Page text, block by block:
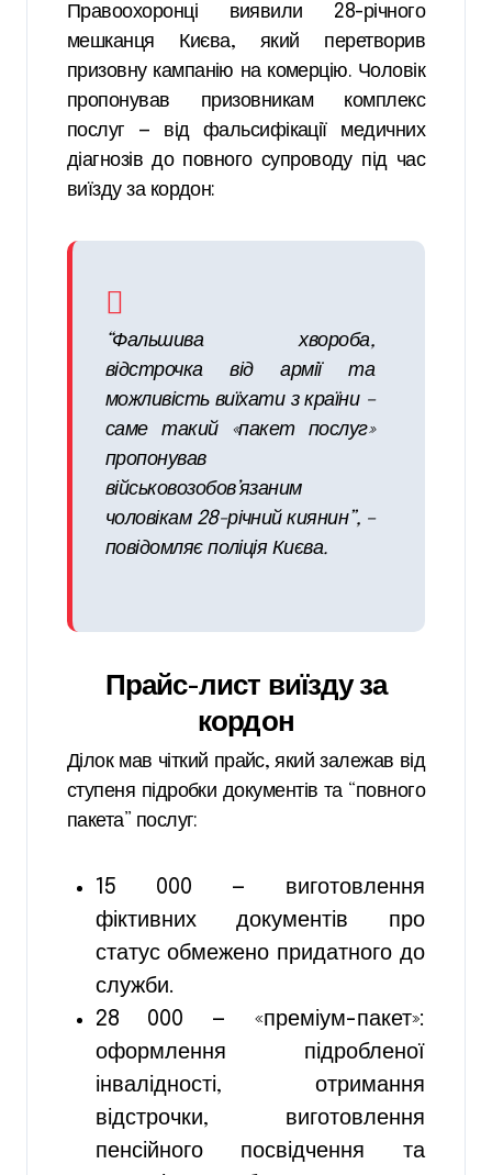
Правоохоронці виявили 28-річного
мешканця Києва, який перетворив
призовну кампанію на комерцію. Чоловік
пропонував призовникам комплекс
послуг — від фальсифікації медичних
діагнозів до повного супроводу під час
виїзду за кордон:
“Фальшива хвороба,
відстрочка від армії та
можливість виїхати з країни –
саме такий «пакет послуг»
пропонував
військовозобов’язаним
чоловікам 28-річний киянин”, –
повідомляє поліція Києва.
Прайс-лист виїзду за
кордон
Ділок мав чіткий прайс, який залежав від
ступеня підробки документів та “повного
пакета” послуг:
15 000 — виготовлення
фіктивних документів про
статус обмежено придатного до
служби.
28 000 — «преміум-пакет»:
оформлення підробленої
інвалідності, отримання
відстрочки, виготовлення
пенсійного посвідчення та